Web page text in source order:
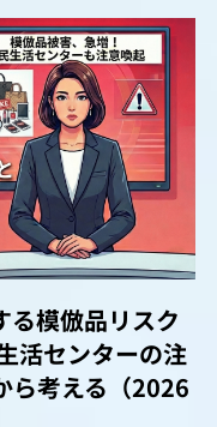
模倣品リスク
活センターの注
考える（2026